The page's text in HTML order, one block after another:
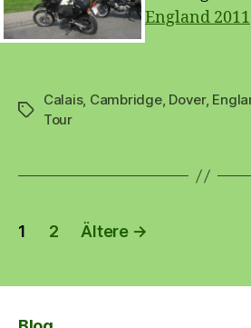
England 2011
Schlagwörter
Calais, Cambridge, Dover,
Tour
Beiträge
1 2 Ältere →